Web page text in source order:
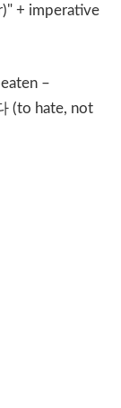
+ imperative
–
(to hate, not